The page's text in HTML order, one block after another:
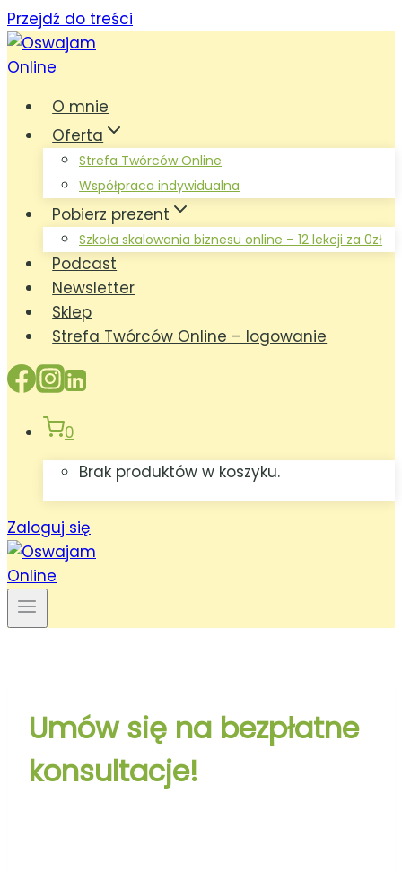
Przejdź do treści
O mnie
Oferta
Strefa Twórców Online
Współpraca indywidualna
Pobierz prezent
Szkoła skalowania biznesu online – 12 lekcji za 0zł
Podcast
Newsletter
Sklep
Strefa Twórców Online – logowanie
0
Brak produktów w koszyku.
Zaloguj się
Umów się na bezpłatne
konsultacje!